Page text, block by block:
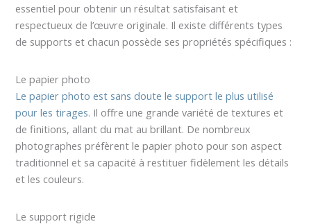
essentiel pour obtenir un résultat satisfaisant et
respectueux de l’œuvre originale. Il existe différents types
de supports et chacun possède ses propriétés spécifiques :
Le papier photo
Le papier photo est sans doute le support le plus utilisé
pour les tirages. Il offre une grande variété de textures et
de finitions, allant du mat au brillant. De nombreux
photographes préfèrent le papier photo pour son aspect
traditionnel et sa capacité à restituer fidèlement les détails
et les couleurs.
Le support rigide